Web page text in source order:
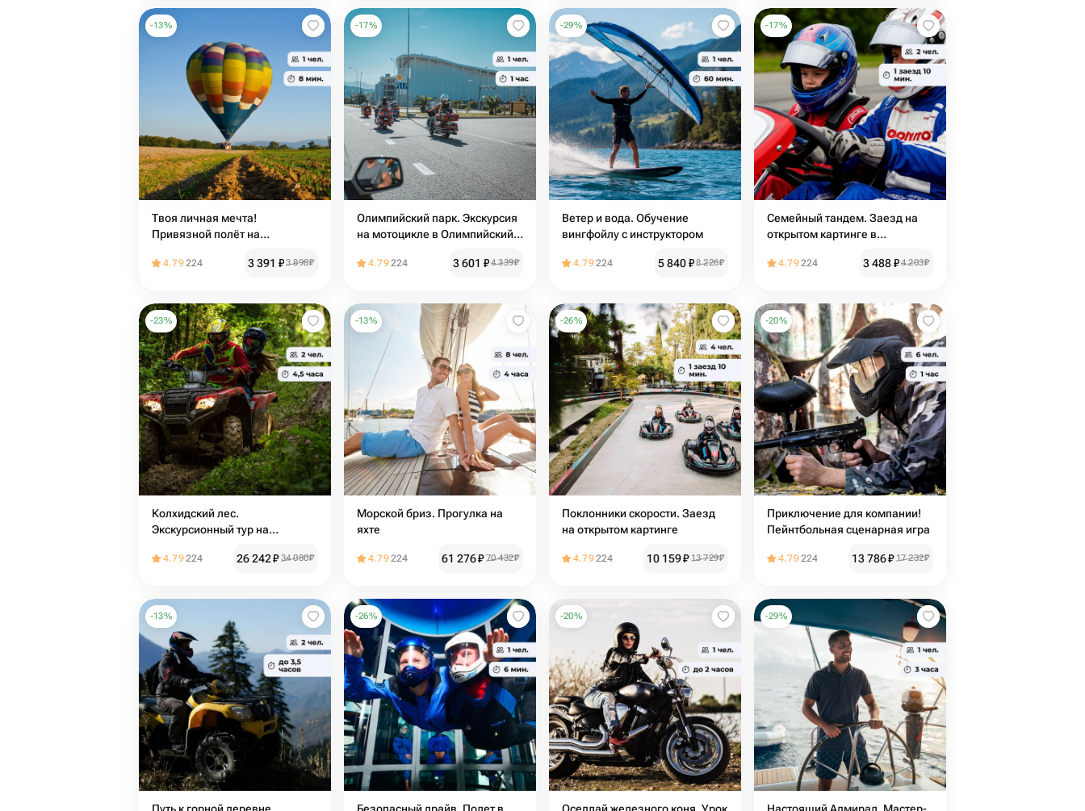
-13%
Твоя личная мечта!
Привязной полёт на
4.79224 3 391 ₽3 898₽
-17%
Олимпийский парк. Экскурсия
на мотоцикле в Олимпийский
4.79224 3 601 ₽4 339₽
-29%
Ветер и вода. Обучение
вингфойлу с инструктором
4.79224 5 840₽8 226₽
-17%
Семейный тандем. Заезд на
открытом картинге в
4.79224 3 488₽4 203₽
-23%
Колхидский лес.
Экскурсионный тур на
4.79224 26 242₽ 34 080₽
-13%
Морской бриз. Прогулка на
яхте
4.79224 61 276₽ 70 432₽
-26%
Поклонники скорости. Заезд
на открытом картинге
4.79224 10 159₽ 13 729₽
-20%
Приключение для компании!
Пейнтбольная сценарная игра
4.79224 13 786₽ 17 232₽
-13% -26% -20% -29%